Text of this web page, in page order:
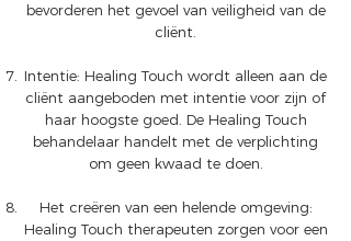
bevorderen het gevoel van veiligheid van de
cliënt.
Intentie: Healing Touch wordt alleen aan de
cliënt aangeboden met intentie voor zijn of
haar hoogste goed. De Healing Touch
behandelaar handelt met de verplichting
om geen kwaad te doen.
Het creëren van een helende omgeving:
Healing Touch therapeuten zorgen voor een